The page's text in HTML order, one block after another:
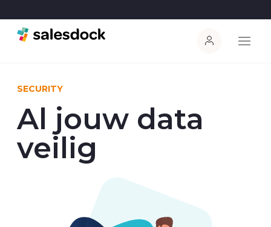
SECURITY
Al jouw data
veilig